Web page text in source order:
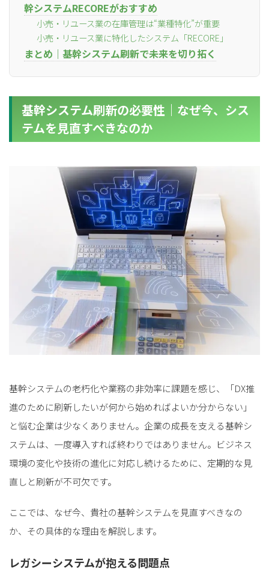
幹システムRECOREがおすすめ
小売・リユース業の在庫管理は“業種特化”が重要
小売・リユース業に特化したシステム「RECORE」
まとめ｜基幹システム刷新で未来を切り拓く
基幹システム刷新の必要性｜なぜ今、シス
テムを見直すべきなのか
基幹システムの老朽化や業務の非効率に課題を感じ、「DX推
進のために刷新したいが何から始めればよいか分からない」
と悩む企業は少なくありません。企業の成長を支える基幹シ
ステムは、一度導入すれば終わりではありません。ビジネス
環境の変化や技術の進化に対応し続けるために、定期的な見
直しと刷新が不可欠です。
ここでは、なぜ今、貴社の基幹システムを見直すべきなの
か、その具体的な理由を解説します。
レガシーシステムが抱える問題点